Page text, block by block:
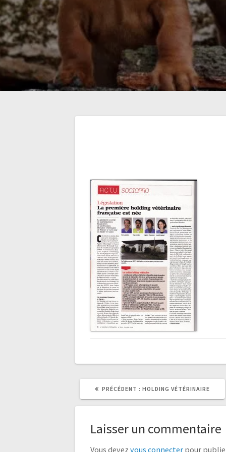
l’article
PRÉCÉDENT : ARTICLE
HOLDING VÉTÉRINAIRE
Laisser un commentaire
Vous devezvous connecter pour